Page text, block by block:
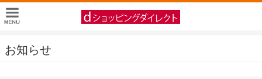
お知らせ